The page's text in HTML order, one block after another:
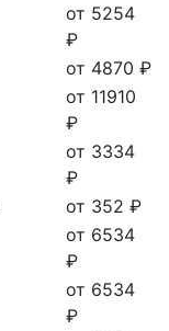
от 5254
₽
от 4870 ₽
от 11910
₽
от 3334
₽
от 352 ₽
от 6534
₽
от 6534
₽